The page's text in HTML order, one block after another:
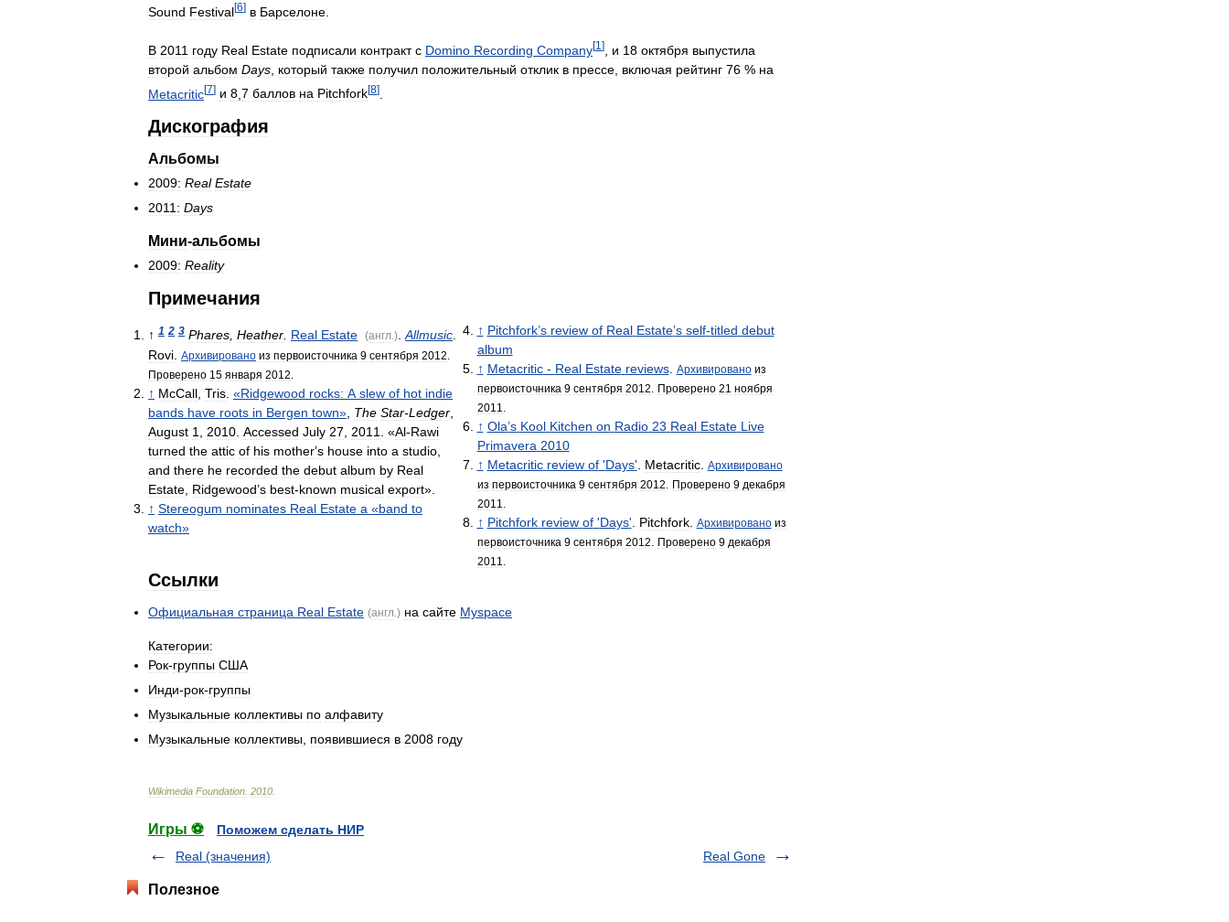
Sound Festival[6] в Барселоне
В 2011 году Real Estate подписали контракт с Domino Recording Company[1 ] и 18 октября выпустила
второй альбом Days который также получил положительный отклик в прессе включая рейтинг 76 % на
Metacritic[7] и 8 7 баллов на Pitchfork[8]
Дискография
Альбомы
2009: Real Estate
2011: Days
Мини-альбомы
2009: Reality
Примечания
↑ 1 2 3 Phares, Heather. Real Estate (англ.).Allmusic.
Rovi. Архивировано из первоисточника 9 сентября 2012
Проверено 15 января 2012
↑ McCall, Tris. «Ridgewood rocks: A slew of hot indie
bands have roots in Bergen town», The Star-Ledger,
August 1, 2010. Accessed July 27, 2011. «Al-Rawi
turned the attic of his mother’s house into a studio,
and there he recorded the debut album by Real
Estate, Ridgewood’s best-known musical export».
↑ Stereogum nominates Real Estate a «band to
watch»
↑ Pitchfork’s review of Real Estate’s self-titled debut
album
↑ Metacritic- Real Estate reviews. Архивировано из
первоисточника 9 сентября 2012 Проверено 21 ноября
2011
↑ Ola’s Kool Kitchen on Radio 23 Real Estate Live
Primavera 2010
↑ Metacritic review of'Days'. Metacritic. Архивировано
из первоисточника 9 сентября 2012 Проверено 9 декабря
2011
↑ Pitchfork review of'Days'. Pitchfork. Архивировано из
первоисточника 9 сентября 2012 Проверено 9 декабря
2011
Ссылки
Официальная страница Real Estate (англ.) на сайте Myspace
Категории:
Рок-группы США
Инди-рок-группы
Музыкальные коллективы по алфавиту
Музыкальные коллективы, появившиеся в 2008 году
Wikimedia Foundation 2010
Игры ⚽
Поможем сделать НИР
Real (значения)
Real Gone
Полезное